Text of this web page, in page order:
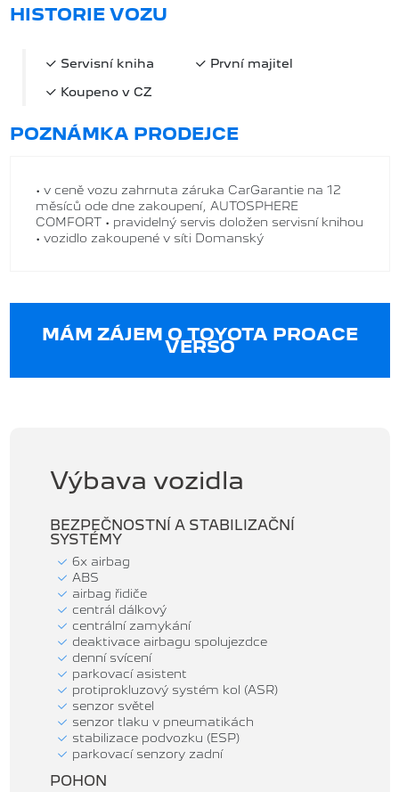
Výbava vozidla
BEZPEČNOSTNÍ A STABILIZAČNÍ
SYSTÉMY
6x airbag
ABS
airbag řidiče
centrál dálkový
centrální zamykání
deaktivace airbagu spolujezdce
denní svícení
parkovací asistent
protiprokluzový systém kol (ASR)
senzor světel
senzor tlaku v pneumatikách
stabilizace podvozku (ESP)
parkovací senzory zadní
POHON
HISTORIE VOZU
Servisní kniha
První majitel
Koupeno v CZ
POZNÁMKA PRODEJCE
• v ceně vozu zahrnuta záruka CarGarantie na 12
měsíců ode dne zakoupení, AUTOSPHERE
COMFORT • pravidelný servis doložen servisní knihou
• vozidlo zakoupené v síti Domanský
MÁM ZÁJEM O TOYOTA PROACE
VERSO